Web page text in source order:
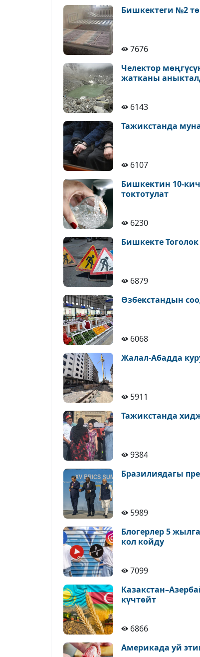
Бишкектеги №2
7676
Челектор
жатканы
6143
Тажикстанда
6107
Бишкектин 10-
токтотулат
6230
Бишкекте
6879
Өзбекстандын
6068
Жалал-Абадда
5911
Тажикстанда
9384
Бразилиядагы
5989
Блогерлер 5
кол койду
7099
күчтөйт
6866
Америкада уй